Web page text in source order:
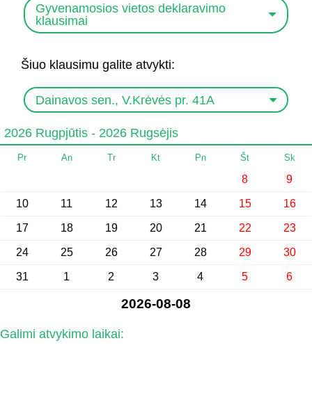
Gyvenamosios vietos deklaravimo
klausimai
Šiuo klausimu galite atvykti:
Dainavos sen., V.Krėvės pr. 41A
2026 Rugpjūtis - 2026 Rugsėjis
Pr An Tr Kt Pn Št Sk
8 9
10 11 12 13 14 15 16
17 18 19 20 21 22 23
24 25 26 27 28 29 30
31 1 2 3 4 5 6
2026-08-08
Galimi atvykimo laikai: